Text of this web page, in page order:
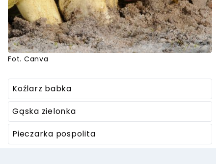
Fot. Canva
Koźlarz babka
Gąska zielonka
Pieczarka pospolita